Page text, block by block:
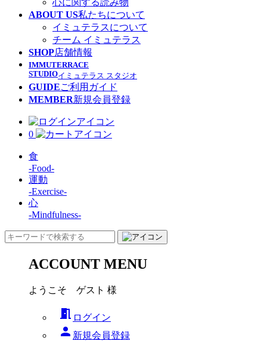
心に関する読み物
ABOUT US私たちについて
イミュテラスについて
チーム イミュテラス
SHOP店舗情報
IMMUTERRACE
STUDIOイミュテラス スタジオ
GUIDEご利用ガイド
MEMBER新規会員登録
0
食
-Food-
運動
-Exercise-
心
-Mindfulness-
ACCOUNT MENU
ようこそ ゲスト 様
meeting_room ログイン
person 新規会員登録